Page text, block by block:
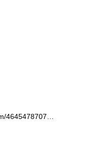
4645478707…